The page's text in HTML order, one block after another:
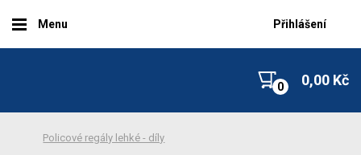
Menu Přihlášení
0,00 Kč
Policové regály lehké - díly